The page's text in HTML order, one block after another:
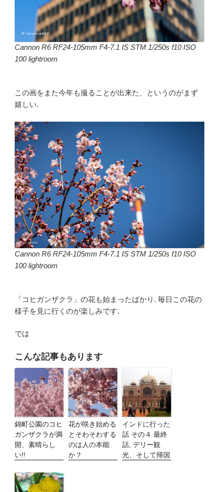
Cannon R6 RF24-105mm F4-7.1 IS STM 1/250s f10 ISO
100 lightroom
この画をまた今年も撮ることが出来た、というのがまず
嬉しい.
Cannon R6 RF24-105mm F4-7.1 IS STM 1/250s f10 ISO
100 lightroom
「コヒガンザクラ」の花も始まったばかり. 毎日この花の
様子を見に行くのが楽しみです.
では
こんな記事もあります
錦町公園のコヒ
ガンザクラが満
開、素晴らし
い!!
花が咲き始める
とそわそわする
のは人の本能
か？
インドに行った
話 その４ 最終
話, デリー観
光、そして帰国